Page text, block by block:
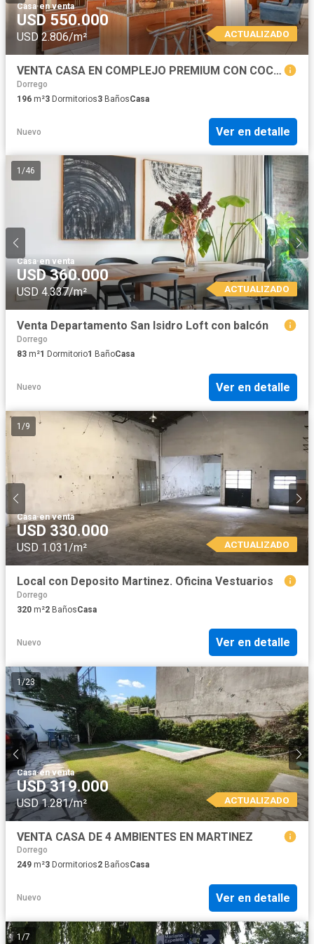
Casa·en venta
USD 550.000
USD 2.806/m² ACTUALIZADO
VENTA CASA EN COMPLEJO PREMIUM CON COCHERA Y AMENITIES - SAN ISIDRO
Dorrego
196 m²3 Dormitorios3 BañosCasa
Nuevo Ver en detalle
1 /46
Casa·en venta
USD 360.000
USD 4.337/m² ACTUALIZADO
Venta Departamento San Isidro Loft con balcón
Dorrego
83 m²1 Dormitorio1 BañoCasa
Nuevo Ver en detalle
1 /9
Casa·en venta
USD 330.000
USD 1.031/m² ACTUALIZADO
Local con Deposito Martinez. Oficina Vestuarios
Dorrego
320 m²2 BañosCasa
Nuevo Ver en detalle
1/23
Casa·en venta
USD 319.000
USD 1.281/m² ACTUALIZADO
VENTA CASA DE 4 AMBIENTES EN MARTINEZ
Dorrego
249 m²3 Dormitorios2 BañosCasa
Nuevo Ver en detalle
1 /7